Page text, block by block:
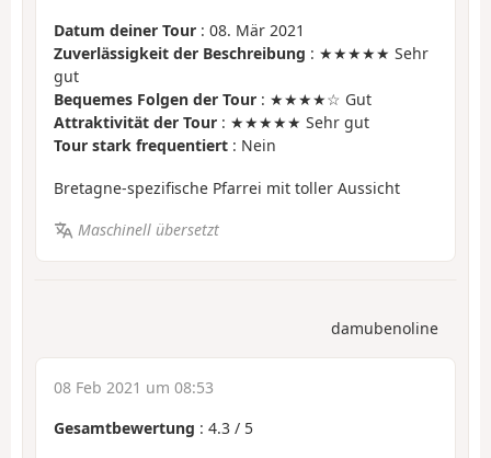
Datum deiner Tour : 08. Mär 2021
Zuverlässigkeit der Beschreibung : ★★★★★ Sehr
gut
Bequemes Folgen der Tour : ★★★★☆ Gut
Attraktivität der Tour : ★★★★★ Sehr gut
Tour stark frequentiert : Nein
Bretagne-spezifische Pfarrei mit toller Aussicht
Maschinell übersetzt
damubenoline
08 Feb 2021 um 08:53
Gesamtbewertung : 4.3 / 5